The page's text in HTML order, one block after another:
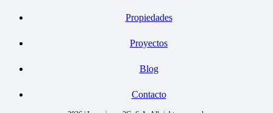
Propiedades
Proyectos
Blog
Contacto